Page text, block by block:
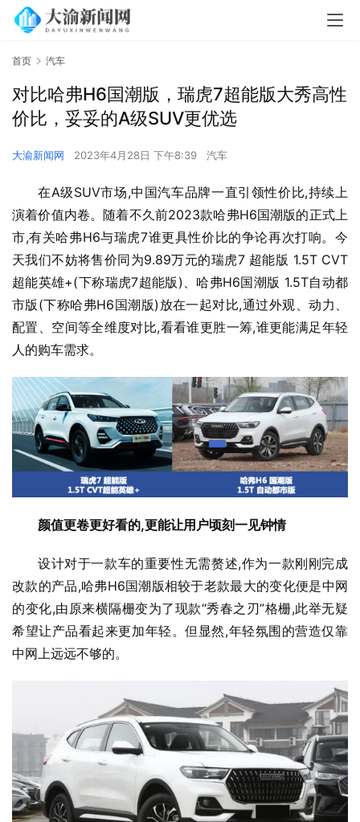
首页 汽车
对比哈弗H6国潮版，瑞虎7超能版大秀高性
价比，妥妥的A级SUV更优选
大渝新闻网 2023年4月28日 下午8:39 汽车
在A级SUV市场,中国汽车品牌一直引领性价比,持续上
演着价值内卷。随着不久前2023款哈弗H6国潮版的正式上
市,有关哈弗H6与瑞虎7谁更具性价比的争论再次打响。今
天我们不妨将售价同为9.89万元的瑞虎7 超能版 1.5T CVT
超能英雄+(下称瑞虎7超能版)、哈弗H6国潮版 1.5T自动都
市版(下称哈弗H6国潮版)放在一起对比,通过外观、动力、
配置、空间等全维度对比,看看谁更胜一筹,谁更能满足年轻
人的购车需求。
颜值更卷更好看的,更能让用户顷刻一见钟情
设计对于一款车的重要性无需赘述,作为一款刚刚完成
改款的产品,哈弗H6国潮版相较于老款最大的变化便是中网
的变化,由原来横隔栅变为了现款“秀春之刃”格栅,此举无疑
希望让产品看起来更加年轻。但显然,年轻氛围的营造仅靠
中网上远远不够的。